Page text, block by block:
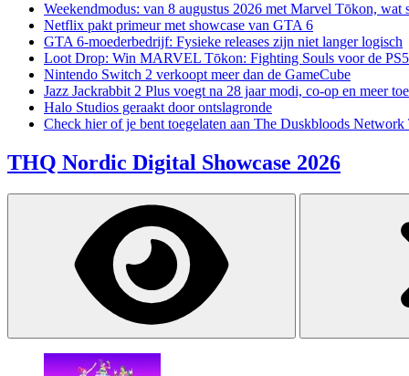
Weekendmodus: van 8 augustus 2026 met Marvel Tōkon, wat
Netflix pakt primeur met showcase van GTA 6
GTA 6-moederbedrijf: Fysieke releases zijn niet langer logisch
Loot Drop: Win MARVEL Tōkon: Fighting Souls voor de PS5
Nintendo Switch 2 verkoopt meer dan de GameCube
Jazz Jackrabbit 2 Plus voegt na 28 jaar modi, co-op en meer toe
Halo Studios geraakt door ontslagronde
Check hier of je bent toegelaten aan The Duskbloods Network
THQ Nordic Digital Showcase 2026